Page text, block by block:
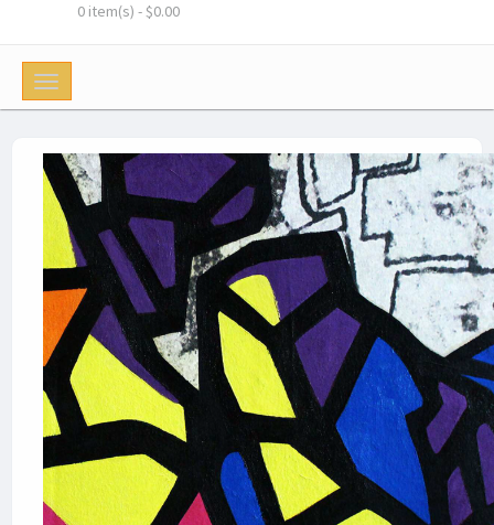
0 item(s) - $0.00
Toggle
navigation